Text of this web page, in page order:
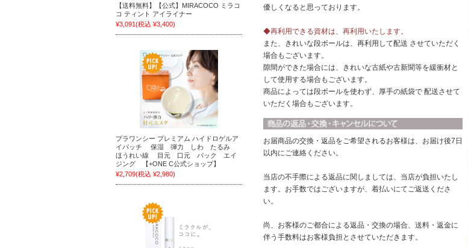
優しくなると思っております。
◆再利用できる資材は、再利用いたします。
また、きれいな段ボールは、再利用して配送 させていただく
場合もございます。
隙間ができた場合には、きれいな古紙や古新聞等を緩衝材と
して使用する場合もございます。
商品によっては段ボールを使わず、厚手の紙袋で 配送させて
いただく場合もございます。
お届商品の交換・返品をご希望されるお客様は、お届け後7日
以内にご連絡ください。
当店の不手際による返品に関しましては、当店が負担いたし
ます。お手数ではございますが、着払いにてご返送くださ
い。
尚、お客様のご都合による返品・交換の場合、送料・返金に
伴う手数料はお客様負担とさせていただきます。
【送料無料】【公式】MIRACOCO ミラコ
コ ティント アイライナー
¥3,091(税込 ¥3,400)
プラワンシー プレミアム ハイドロゲルア
イパッチ 保湿 弾力 しわ たるみ
ほうれい線 目元 口元 パック エイ
ジング 【+ONE C公式ショップ】
¥2,709(税込 ¥2,980)